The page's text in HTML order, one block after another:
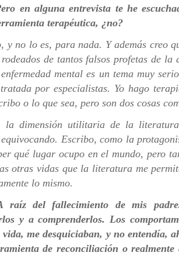
en alguna entrevista te he
terapéutica, ¿no?
y no lo es, para nada. Y además creo
rodeados de tantos falsos profetas de
mental es un tema muy
por especialistas. Yo hago
o lo que sea, pero son dos cosas
la dimensión utilitaria de la
equivocando. Escribo, como la
qué lugar ocupo en el mundo, pero
otras vidas que la literatura me
lo mismo.
raíz del fallecimiento de mis
y a comprenderlos. Los
me desquiciaban, y no entendía,
de reconciliación o